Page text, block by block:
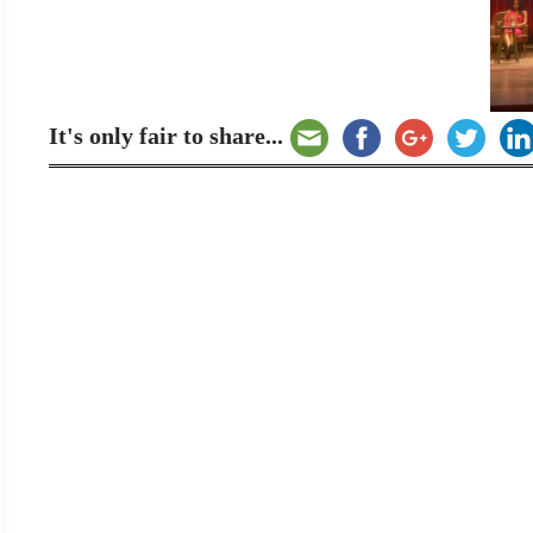
It's only fair to share...